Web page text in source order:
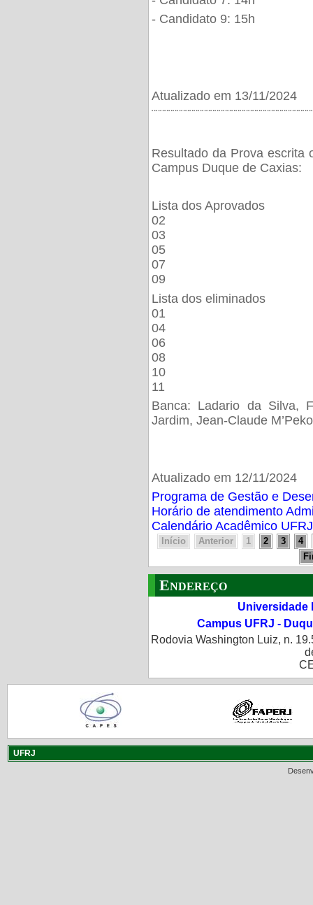
- Candidato 9: 15h
Atualizado em 13/11/2024
Resultado da Prova escrita
Campus Duque de Caxias:
Lista dos Aprovados
02
03
05
07
09
Lista dos eliminados
01
04
06
08
10
11
Banca: Ladario da Silva,
Jardim, Jean-Claude M’Peko
Atualizado em 12/11/2024
Programa de Gestão e
Horário de atendimento
Calendário Acadêmico
Início Anterior 1 2 3
4
Endereço
Universidade
Campus UFRJ -
Rodovia Washington Luiz, n.
UFRJ